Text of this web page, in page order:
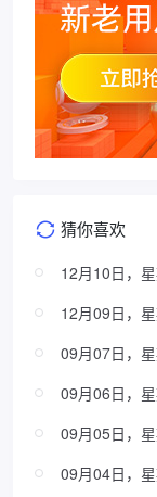
猜你喜欢
12月10日，
12月09日，
09月07日，
09月06日，
09月05日，
09月04日，